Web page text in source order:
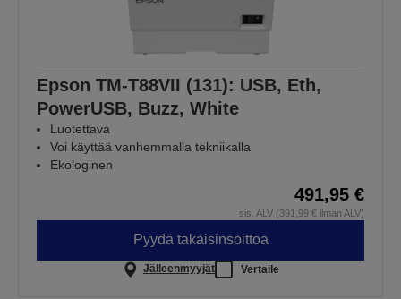
Epson TM-T88VII (131): USB, Eth,
PowerUSB, Buzz, White
Luotettava
Voi käyttää vanhemmalla tekniikalla
Ekologinen
491,95 €
sis. ALV (391,99 € ilman ALV)
Pyydä takaisinsoittoa
Jälleenmyyjät Vertaile